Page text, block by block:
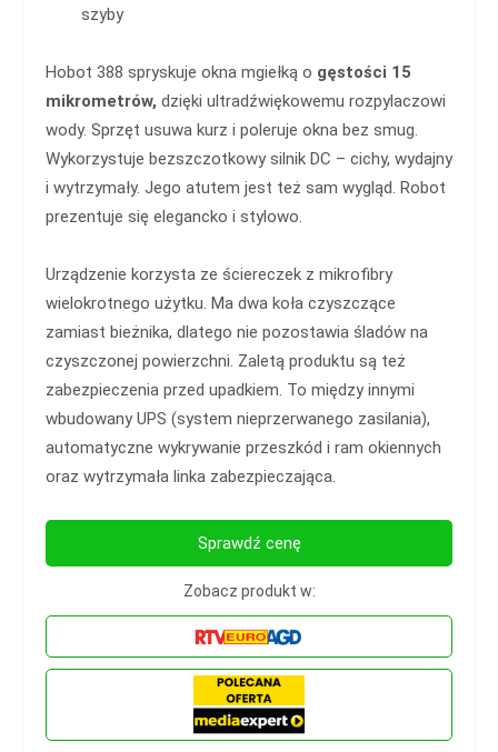
szyby
Hobot 388 spryskuje okna mgiełką o gęstości 15
mikrometrów, dzięki ultradźwiękowemu rozpylaczowi
wody. Sprzęt usuwa kurz i poleruje okna bez smug.
Wykorzystuje bezszczotkowy silnik DC – cichy, wydajny
i wytrzymały. Jego atutem jest też sam wygląd. Robot
prezentuje się elegancko i stylowo.
Urządzenie korzysta ze ściereczek z mikrofibry
wielokrotnego użytku. Ma dwa koła czyszczące
zamiast bieżnika, dlatego nie pozostawia śladów na
czyszczonej powierzchni. Zaletą produktu są też
zabezpieczenia przed upadkiem. To między innymi
wbudowany UPS (system nieprzerwanego zasilania),
automatyczne wykrywanie przeszkód i ram okiennych
oraz wytrzymała linka zabezpieczająca.
Sprawdź cenę
Zobacz produkt w: